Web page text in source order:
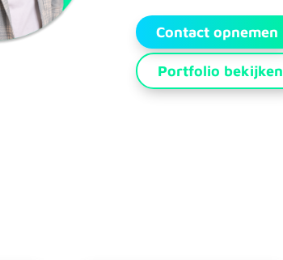
Contact opnemen
Portfolio bekijken